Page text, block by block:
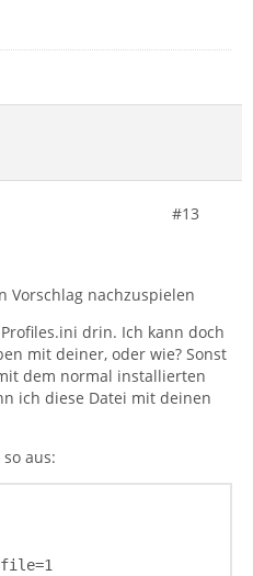
#13
Vorschlag nachzuspielen
drin. Ich kann doch
mit deiner, oder wie? Sonst
dem normal installierten
ich diese Datei mit deinen
aus: